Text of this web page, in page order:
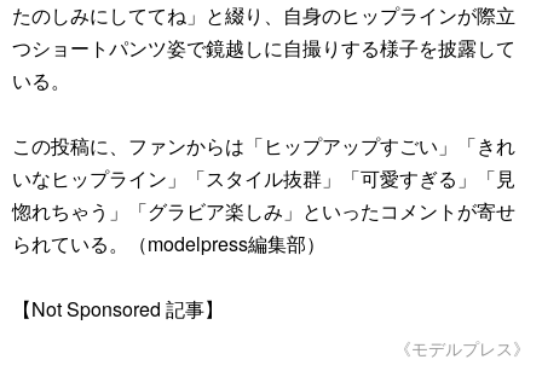
たのしみにしててね」と綴り、自身のヒップラインが際立
つショートパンツ姿で鏡越しに自撮りする様子を披露して
いる。
この投稿に、ファンからは「ヒップアップすごい」「きれ
いなヒップライン」「スタイル抜群」「可愛すぎる」「見
惚れちゃう」「グラビア楽しみ」といったコメントが寄せ
られている。（modelpress編集部）
【Not Sponsored 記事】
《モデルプレス》